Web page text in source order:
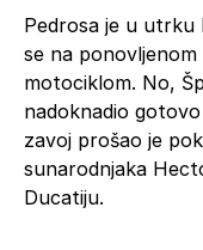
Pedrosa je u utrku
se na
motociklom. No,
nadoknadio
zavoj prošao je
sunarodnjaka
Ducatiju.